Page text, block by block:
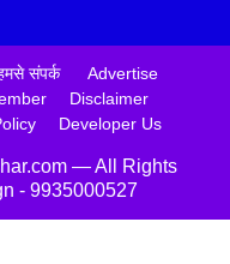
संपर्क
Advertise
Disclaimer
Developer Us
— All Rights
- 9935000527